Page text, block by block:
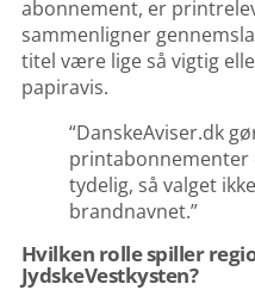
abonnement, er
sammenligner
titel være lige så vigtig
papiravis.
“DanskeAviser.dk
printabonnementer
tydelig, så valget
brandnavnet.”
Hvilken rolle spiller
JydskeVestkysten?